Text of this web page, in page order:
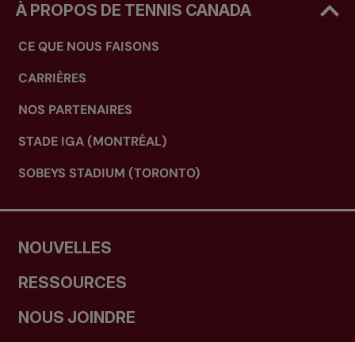
À PROPOS DE TENNIS CANADA
CE QUE NOUS FAISONS
CARRIÈRES
NOS PARTENAIRES
STADE IGA (MONTRÉAL)
SOBEYS STADIUM (TORONTO)
NOUVELLES
RESSOURCES
NOUS JOINDRE